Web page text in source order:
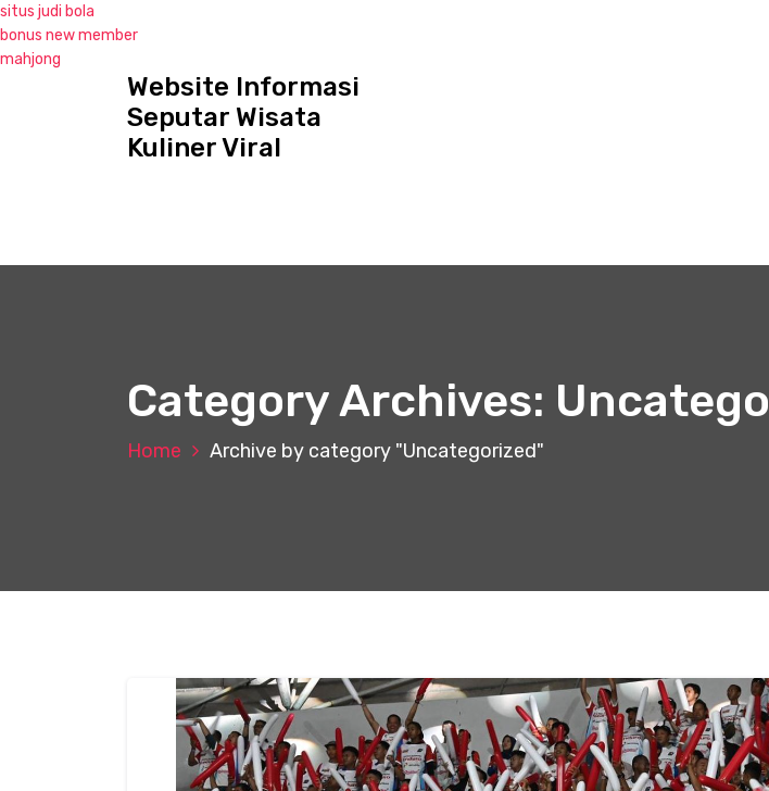
situs judi bola
bonus new member
mahjong
Website Informasi
Seputar Wisata
Kuliner Viral
Category Archives:
Home Archive by category "Uncategorized"